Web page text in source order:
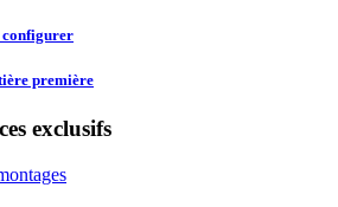
configurer
première
exclusifs